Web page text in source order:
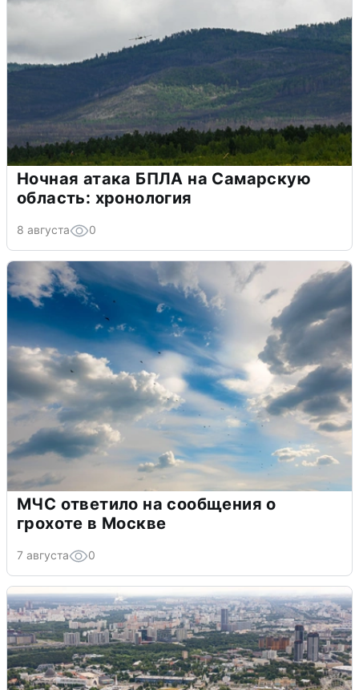
Ночная атака БПЛА на Самарскую
область: хронология
8 августа 0
МЧС ответило на сообщения о
грохоте в Москве
7 августа 0